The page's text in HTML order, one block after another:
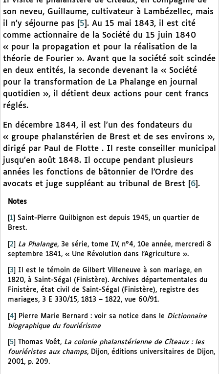
son neveu, Guillaume, cultivateur à Lambézellec, mais
il n’y séjourne pas
5 . Au 15 mai 1843, il est cité
comme actionnaire de la Société du 15 juin 1840
« pour la propagation et pour la réalisation de la
théorie de Fourier ». Avant que la société soit scindée
en deux entités, la seconde devenant la « Société
pour la transformation de La Phalange en journal
quotidien », il détient deux actions pour cent francs
réglés.
En décembre 1844, il est l’un des fondateurs du
« groupe phalanstérien de Brest et de ses environs »,
dirigé par Paul de Flotte . Il reste conseiller municipal
jusqu’en août 1848. Il occupe pendant plusieurs
années les fonctions de bâtonnier de l’Ordre des
avocats et juge suppléant au tribunal de Brest
6 .
Notes
1
Saint-Pierre Quilbignon est depuis 1945, un quartier de
Brest.
[2] La Phalange, 3e série, tome IV, n°4, 10e année, mercredi 8
septembre 1841, « Une Révolution dans l’Agriculture ».
3
Il est le témoin de Gilbert Villeneuve à son mariage, en
1820, à Saint-Ségal (Finistère). Archives départementales du
Finistère, état civil de Saint-Ségal (Finistère), registre des
mariages, 3 E 330/15, 1813 – 1822, vue 60/91.
[4] Pierre Marie Bernard : voir sa notice dans le Dictionnaire
biographique du fouriérisme
5 Thomas Voêt, La colonie phalanstérienne de Cîteaux : les
fouriéristes aux champs, Dijon, éditions universitaires de Dijon,
2001, p. 209.